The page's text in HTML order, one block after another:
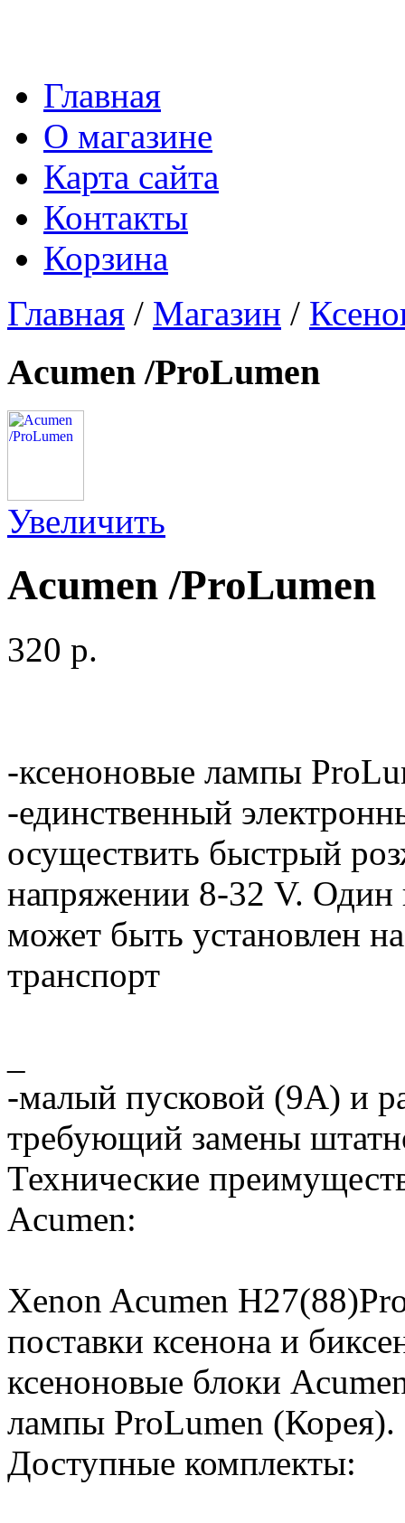
Главная
О магазине
Карта сайта
Контакты
Корзина
Главная / Магазин /
Acumen /ProLumen
Увеличить
Acumen /ProLumen
320 p.
-ксеноновые лампы
-единственный
осуществить быстрый
напряжении 8-32 V. Один
может быть установлен
транспорт
-малый пусковой (9А) и
требующий замены
Технические
Acumen:
Xenon Acumen
поставки ксенона и
ксеноновые блоки
лампы ProLumen (Корея).
Доступные комплекты: